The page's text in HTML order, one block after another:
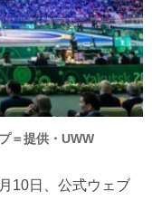
＝提供・UWW
10日、公式ウェブ